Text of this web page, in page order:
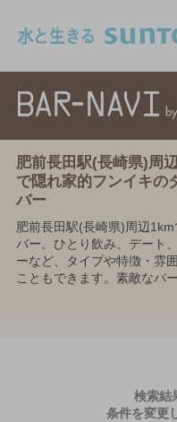
肥前長田駅(長崎県)周
で隠れ家的フンイキの
バー
肥前長田駅(長崎県)周辺
バー。ひとり飲み、デート
ーなど、タイプや特徴・雰
こともできます。素敵なバ
検索結
条件を変更